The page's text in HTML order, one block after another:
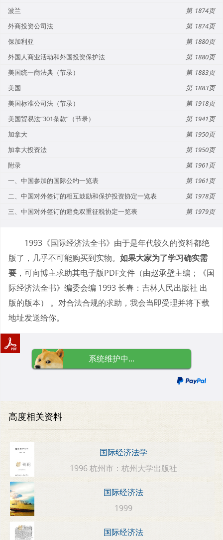
波兰
1874
外商投资公司法
1874
保加利亚
1880
外国人商业活动和外国投资保护法
1880
美国统一商法典（节录）
1883
美国
1883
美国标准公司法（节录）
1918
美国贸易法“301条款”（节录）
1941
加拿大
1950
加拿大投资法
1950
附录
1961
一、中国参加的国际公约一览表
1961
二、中国对外签订的相互鼓励和保护投资协定一览表
1978
三、中国对外签订的避免双重征税协定一览表
1979
1993《国际经济法全书》由于是年代较久的资料都绝
版了，几乎不可能购买到实物。 如果大家为了学习确实需
要 ，可向博主求助其电子版PDF文件（由赵承壁主编；《国
际经济法全书》编委会编 1993 长春：吉林人民出版社 出
版的版本） 。对合法合规的求助，我会当即受理并将下载
地址发送给你。
系统维护中...
高度相关资料
国际经济法学
1996 杭州市：杭州大学出版社
国际经济法
1999
国际经济法